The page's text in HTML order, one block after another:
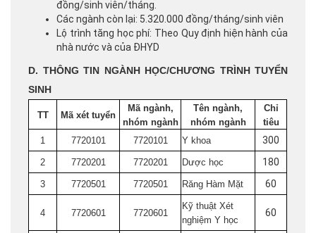
đồng/sinh viên/tháng.
Các ngành còn lại: 5.320.000 đồng/tháng/sinh viên
Lộ trình tăng học phí: Theo Quy định hiện hành của
nhà nước và của ĐHYD
D. THÔNG TIN NGÀNH HỌC/CHƯƠNG TRÌNH TUYỂN
SINH
TT Mã xét tuyển
Mã ngành,
nhóm ngành
Tên ngành,
nhóm ngành
Chỉ
tiêu
1
7720101 7720101 Y khoa 300
2 7720201 7720201 Dược học 180
3 7720501 7720501 Răng Hàm Mặt 60
4 7720601 7720601
Kỹ thuật Xét
nghiệm Y học
60